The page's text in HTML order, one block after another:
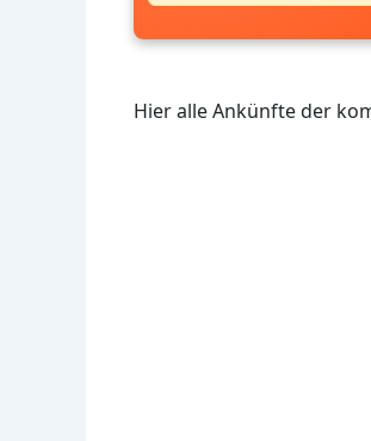
Hier alle Ankünfte der